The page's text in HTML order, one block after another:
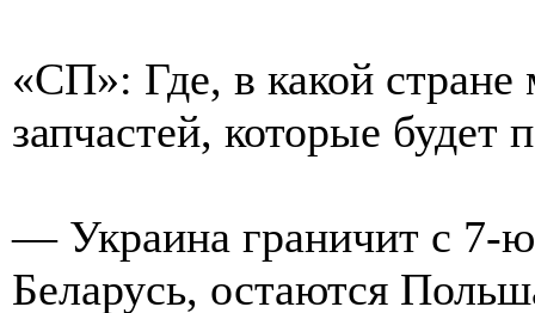
«СП»: Где, в какой стране
запчастей, которые будет
— Украина граничит с 7-
Беларусь, остаются